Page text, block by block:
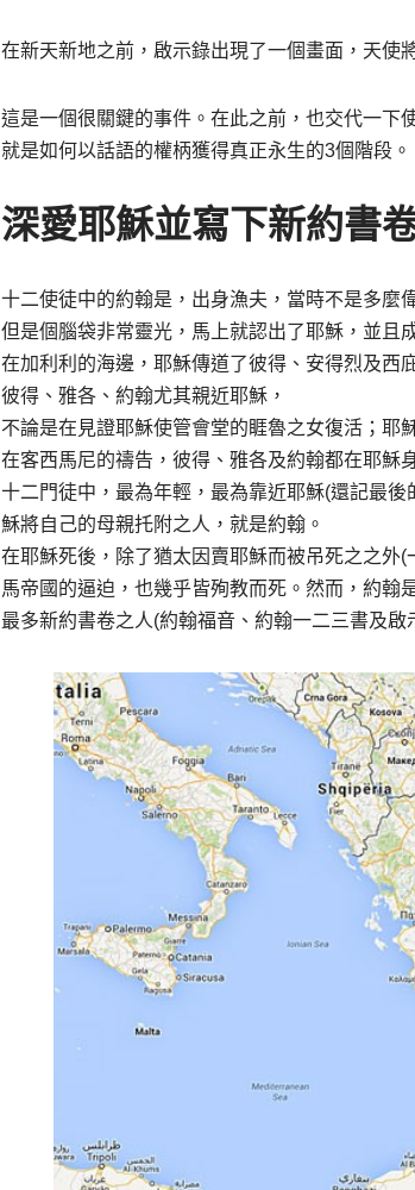
在新天新地之前，啟示錄出現了一個畫面，天使
這是一個很關鍵的事件。在此之前，也交代一下
就是如何以話語的權柄獲得真正永生的3個階段。
深愛耶穌並寫下新約書
十二使徒中的約翰是，出身漁夫，當時不是多麼
但是個腦袋非常靈光，馬上就認出了耶穌，並且
在加利利的海邊，耶穌傳道了彼得、安得烈及西
彼得、雅各、約翰尤其親近耶穌，
不論是在見證耶穌使管會堂的睚魯之女復活；耶
在客西馬尼的禱告，彼得、雅各及約翰都在耶穌
十二門徒中，最為年輕，最為靠近耶穌(還記最
穌將自己的母親托附之人，就是約翰。
在耶穌死後，除了猶太因賣耶穌而被吊死之之外
馬帝國的逼迫，也幾乎皆殉教而死。然而，約翰
最多新約書卷之人(約翰福音、約翰一二三書及啟